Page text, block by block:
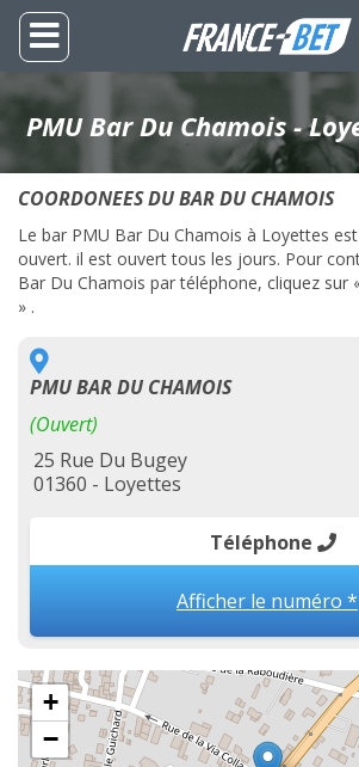
PMU Bar Du Chamois -
COORDONEES DU BAR DU CHAMOIS
Le bar PMU Bar Du Chamois à Loyettes
ouvert. il est ouvert tous les jours. Pour
Bar Du Chamois par téléphone, cliquez sur
» .
PMU BAR DU CHAMOIS
(Ouvert)
25 Rue Du Bugey
01360 - Loyettes
Téléphone
Afficher le numéro *
+
−